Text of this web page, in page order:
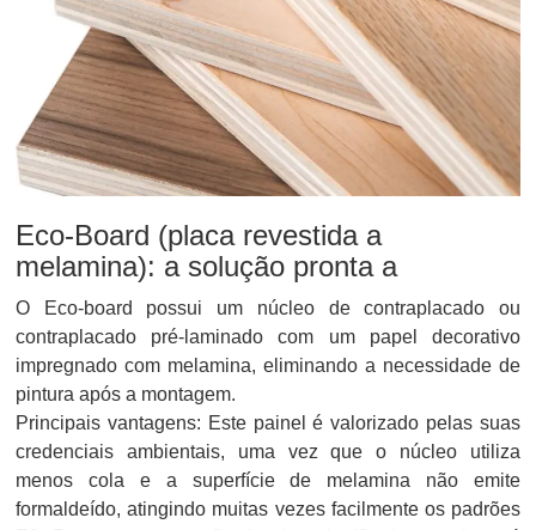
Eco-Board (placa revestida a
melamina): a solução pronta a
O Eco-board possui um núcleo de contraplacado ou
contraplacado pré-laminado com um papel decorativo
impregnado com melamina, eliminando a necessidade de
pintura após a montagem.
Principais vantagens: Este painel é valorizado pelas suas
credenciais ambientais, uma vez que o núcleo utiliza
menos cola e a superfície de melamina não emite
formaldeído, atingindo muitas vezes facilmente os padrões